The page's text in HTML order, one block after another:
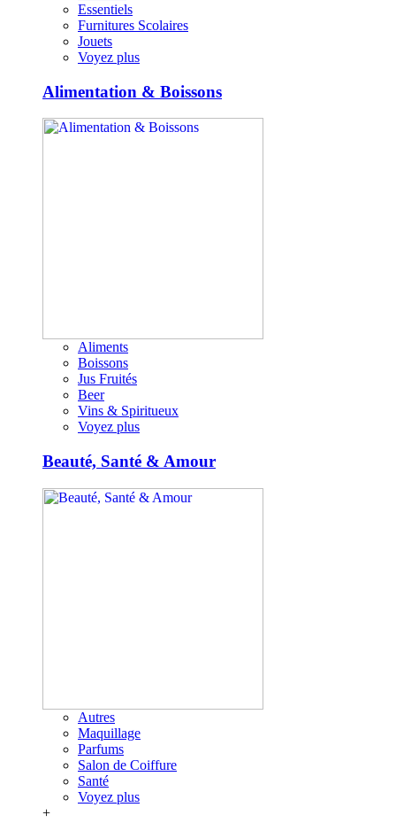
Essentiels
Furnitures Scolaires
Jouets
Voyez plus
Alimentation & Boissons
Aliments
Boissons
Jus Fruités
Beer
Vins & Spiritueux
Voyez plus
Beauté, Santé & Amour
Autres
Maquillage
Parfums
Salon de Coiffure
Santé
Voyez plus
+